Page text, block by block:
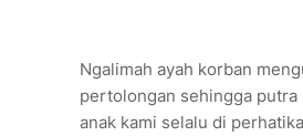
Ngalimah ayah korban
pertolongan sehingga putra
anak kami selalu di